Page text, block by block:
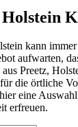
kann
aufwarten,
Preetz,
die örtliche
eine
erfreuen.